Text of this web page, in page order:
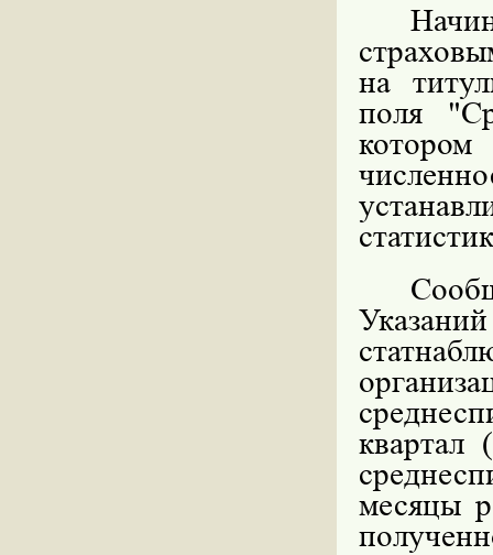
на
поля
квартал
месяцы